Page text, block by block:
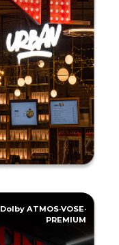
Dolby ATMOS·VOSE·
PREMIUM